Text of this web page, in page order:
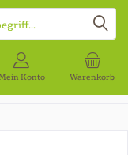
Warenkorb
Konto